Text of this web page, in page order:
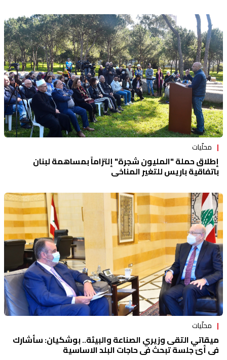
محلّيات
إطلاق حملة "المليون شجرة" إلتزاماً بمساهمة لبنان
باتفاقية باريس للتغير المناخي
محلّيات
ميقاتي التقى وزيري الصناعة والبيئة.. بوشكيان: سأشارك
في أيّ جلسة تبحث في حاجات البلد الاساسية